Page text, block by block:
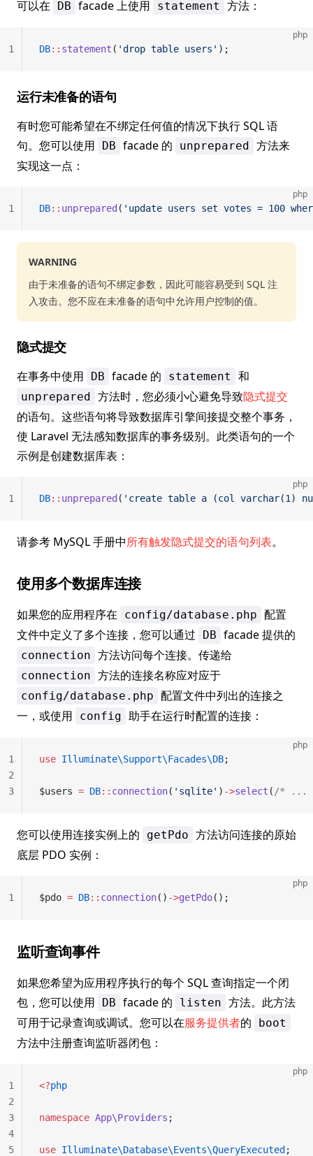
可以在 DB facade 上使用 statement 方法：
php
DB:: statement ( 'drop table users' );
1
运行未准备的语句
有时您可能希望在不绑定任何值的情况下执行 SQL 语
句。您可以使用
DB facade 的 unprepared 方法来
实现这一点：
php
DB:: unprepared ( 'update users set votes = 100
1
WARNING
由于未准备的语句不绑定参数，因此可能容易受到 SQL 注
入攻击。您不应在未准备的语句中允许用户控制的值。
隐式提交
在事务中使用 DB facade 的 statement 和
unprepared 方法时，您必须小心避免导致隐式提交
的语句。这些语句将导致数据库引擎间接提交整个事务，
使 Laravel 无法感知数据库的事务级别。此类语句的一个
示例是创建数据库表：
php
DB:: unprepared ( 'create table a (col varchar(1)
1
请参考 MySQL 手册中所有触发隐式提交的语句列表。
使用多个数据库连接
如果您的应用程序在 config/database.php 配置
文件中定义了多个连接，您可以通过
DB facade 提供的
connection 方法访问每个连接。传递给
connection 方法的连接名称应对应于
config/database.php 配置文件中列出的连接之
一，或使用
config 助手在运行时配置的连接：
php
use Illuminate\Support\Facades\DB;
$users = DB:: connection( 'sqlite' ) ->select ( /* ...
1
2
3
您可以使用连接实例上的 getPdo 方法访问连接的原始
底层 PDO 实例：
php
$pdo = DB:: connection() ->getPdo();
1
监听查询事件
如果您希望为应用程序执行的每个 SQL 查询指定一个闭
包，您可以使用
DB facade 的 listen 方法。此方法
可用于记录查询或调试。您可以在服务提供者的 boot
方法中注册查询监听器闭包：
php
<?php
namespace App\Providers ;
use Illuminate\Database\Events\QueryExecuted ;
1
2
3
4
5